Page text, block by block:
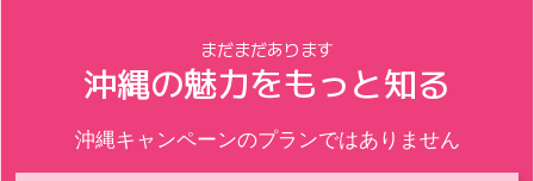
まだまだあります
沖縄の魅力をもっと知る
沖縄キャンペーンのプランではありません